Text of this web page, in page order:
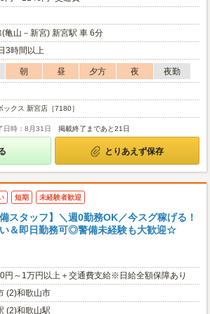
亀山－新宮) 新宮駅 車 6分
3時間以上
朝 昼 夕方 夜
夜勤
ックス 新宮店［7180］
日時：8月31日 掲載終了まであと21日
とりあえず保存
短期 未経験者歓迎
備スタッフ】＼週0勤務OK／今スグ稼げる！
＆即日勤務可◎警備未経験も大歓迎☆
円～1万円以上＋交通費支給※日給全額保障あり
(2)和歌山市
(2)和歌山駅